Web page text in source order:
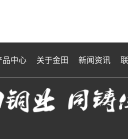
品中心 关于金田 新闻资讯